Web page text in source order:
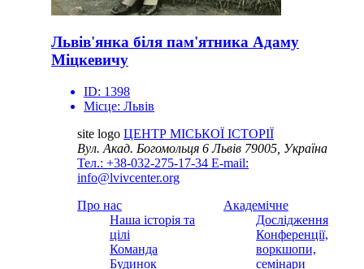
Львів'янка біля пам'ятника Адаму
Міцкевичу
ID: 1398
Місце: Львів
site logo ЦЕНТР МІСЬКОЇ ІСТОРІЇ
Вул. Акад. Богомольця 6Львів 79005, Україна
Тел.: +38-032-275-17-34 E-mail:
info@lvivcenter.org
Про нас
Наша історія та
цілі
Команда
Будинок
Академічне
Дослідження
Конференції,
воркшопи,
семінари